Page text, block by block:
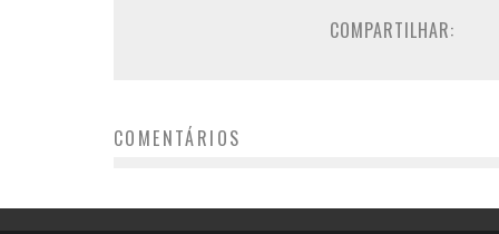
COMPARTILHAR:
COMENTÁRIOS